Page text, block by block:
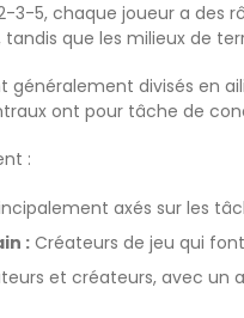
3-5, chaque joueur a des
que les milieux de
généralement divisés en
ont pour tâche de
:
axés sur les
: Créateurs de jeu qui
et créateurs, avec un